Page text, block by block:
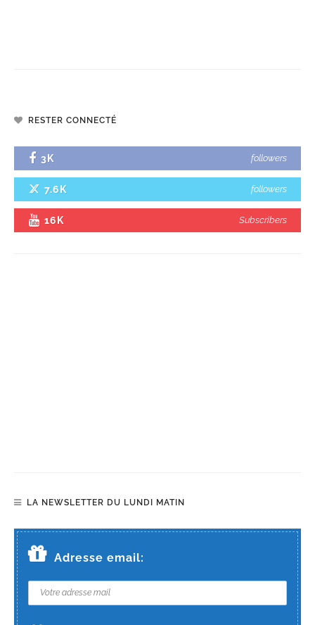
RESTER CONNECTÉ
3K followers
7.6K followers
16K Subscribers
LA NEWSLETTER DU LUNDI MATIN
Adresse email: